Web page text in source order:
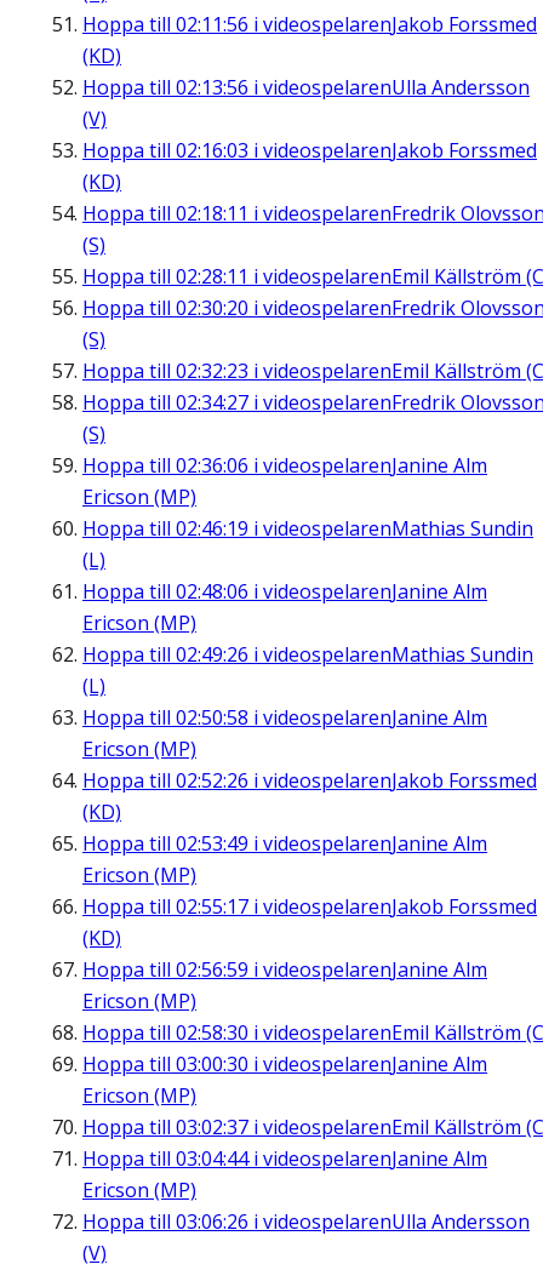
Hoppa till 02:11:56 i videospelarenJakob Forssmed
(KD)
Hoppa till 02:13:56 i videospelarenUlla Andersson
(V)
Hoppa till 02:16:03 i videospelarenJakob Forssmed
(KD)
Hoppa till 02:18:11 i videospelarenFredrik
(S)
Hoppa till 02:28:11 i videospelarenEmil Källström
Hoppa till 02:30:20 i videospelarenFredrik
(S)
Hoppa till 02:32:23 i videospelarenEmil Källström
Hoppa till 02:34:27 i videospelarenFredrik
(S)
Hoppa till 02:36:06 i videospelarenJanine Alm
Ericson (MP)
Hoppa till 02:46:19 i videospelarenMathias Sundin
(L)
Hoppa till 02:48:06 i videospelarenJanine Alm
Ericson (MP)
Hoppa till 02:49:26 i videospelarenMathias Sundin
(L)
Hoppa till 02:50:58 i videospelarenJanine Alm
Ericson (MP)
Hoppa till 02:52:26 i videospelarenJakob Forssmed
(KD)
Hoppa till 02:53:49 i videospelarenJanine Alm
Ericson (MP)
Hoppa till 02:55:17 i videospelarenJakob Forssmed
(KD)
Hoppa till 02:56:59 i videospelarenJanine Alm
Ericson (MP)
Hoppa till 02:58:30 i videospelarenEmil Källström
Hoppa till 03:00:30 i videospelarenJanine Alm
Ericson (MP)
Hoppa till 03:02:37 i videospelarenEmil Källström
Hoppa till 03:04:44i videospelarenJanine Alm
Ericson (MP)
Hoppa till 03:06:26 i videospelarenUlla Andersson
(V)